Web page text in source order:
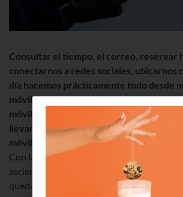
Consultar el tiempo, el correo, reservar
conectarnos a redes sociales, ubicarnos
día hacemos prácticamente todo desde
móvil. Incluso la comunicación con
móvil mediante aplicaciones como
llevar el servicio de atención al cliente
móvil?
Con la
APP Euskaltel
asciende mi factura de móvil de este mes?
quedan? ¿Cómo tengo que hacer para